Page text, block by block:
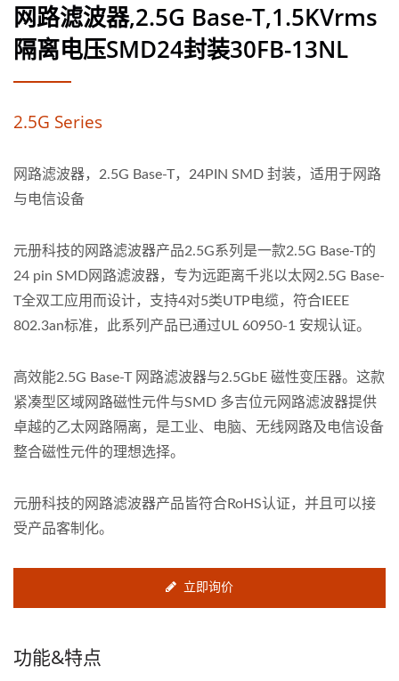
网路滤波器,2.5G Base-T,1.5KVrms
隔离电压SMD24封装30FB-13NL
2.5G Series
网路滤波器，2.5G Base-T，24PIN SMD 封装，适用于网路
与电信设备
元册科技的网路滤波器产品2.5G系列是一款2.5G Base-T的
24 pin SMD网路滤波器，专为远距离千兆以太网2.5G Base-
T全双工应用而设计，支持4对5类UTP电缆，符合IEEE
802.3an标准，此系列产品已通过UL 60950-1 安规认证。
高效能2.5G Base-T 网路滤波器与2.5GbE 磁性变压器。这款
紧凑型区域网路磁性元件与SMD 多吉位元网路滤波器提供
卓越的乙太网路隔离，是工业、电脑、无线网路及电信设备
整合磁性元件的理想选择。
元册科技的网路滤波器产品皆符合RoHS认证，并且可以接
受产品客制化。
立即询价
功能&特点